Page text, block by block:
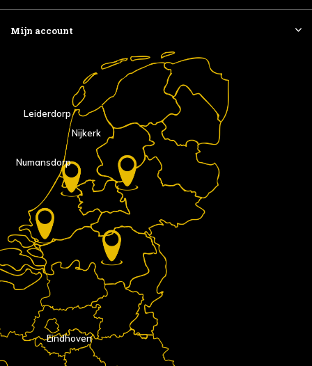
Mijn account
Eindhoven
Nijkerk
Numansdorp
Leiderdorp